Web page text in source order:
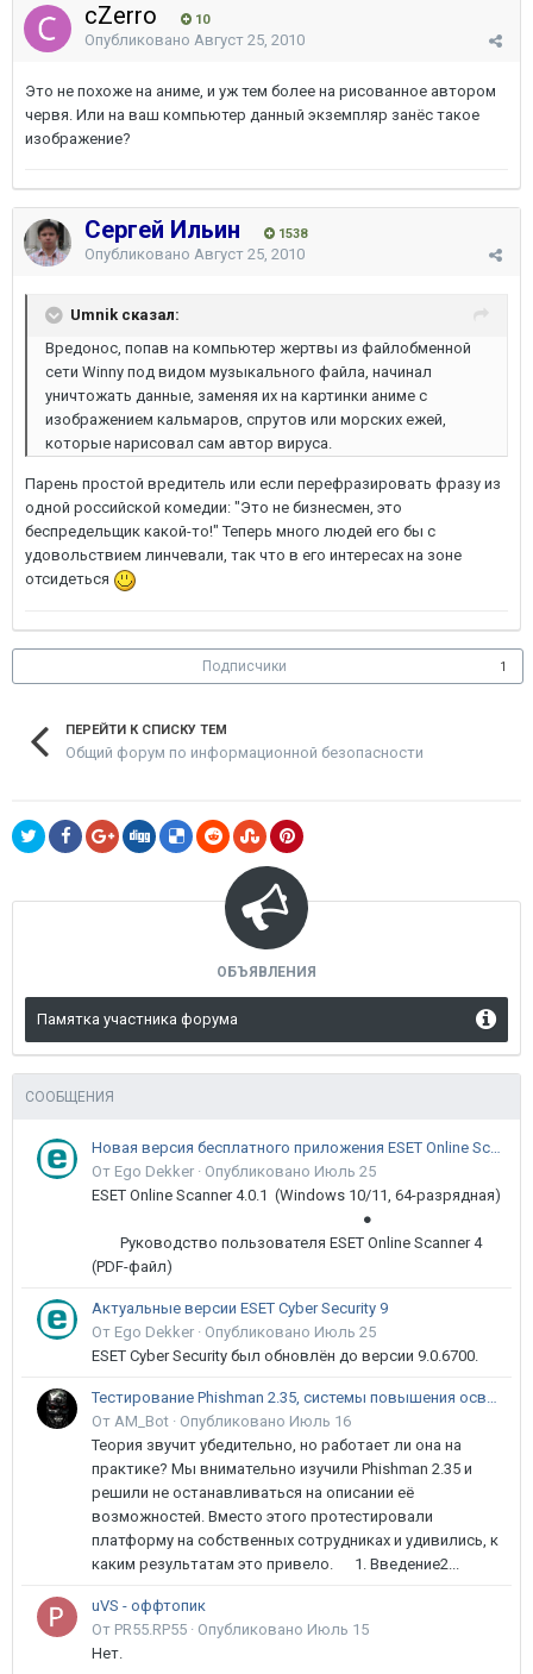
cZerro 10
Опубликовано Август 25, 2010
Это не похоже на аниме, и уж тем более на рисованное автором
червя. Или на ваш компьютер данный экземпляр занёс такое
изображение?
Сергей Ильин 1538
Опубликовано Август 25, 2010
Umnik сказал:
Вредонос, попав на компьютер жертвы из файлобменной
сети Winny под видом музыкального файла, начинал
уничтожать данные, заменяя их на картинки аниме с
изображением кальмаров, спрутов или морских ежей,
которые нарисовал сам автор вируса.
Парень простой вредитель или если перефразировать фразу из
одной российской комедии: "Это не бизнесмен, это
беспредельщик какой-то!" Теперь много людей его бы с
удовольствием линчевали, так что в его интересах на зоне
отсидеться
Подписчики 1
ПЕРЕЙТИ К СПИСКУ ТЕМ
Общий форум по информационной безопасности
ОБЪЯВЛЕНИЯ
Памятка участника форума
СООБЩЕНИЯ
Новая версия бесплатного приложения ESET Online Scanner доступна пользователям
От Ego Dekker · Опубликовано Июль 25
ESET Online Scanner 4.0.1 (Windows 10/11, 64-разрядная)
●
Руководство пользователя ESET Online Scanner 4
(PDF-файл)
Актуальные версии ESET Cyber Security 9
От Ego Dekker · Опубликовано Июль 25
ESET Cyber Security был обновлён до версии 9.0.6700.
Тестирование Phishman 2.35, системы повышения осведомлённости пользователей в сфере ИБ
От AM_Bot · Опубликовано Июль 16
Теория звучит убедительно, но работает ли она на
практике? Мы внимательно изучили Phishman 2.35 и
решили не останавливаться на описании её
возможностей. Вместо этого протестировали
платформу на собственных сотрудниках и удивились, к
каким результатам это привело. 1. Введение2...
uVS - оффтопик
От PR55.RP55 · Опубликовано Июль 15
Нет.